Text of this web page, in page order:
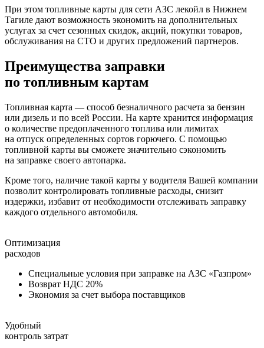
При этом топливные карты для сети АЗС лекойл в Нижнем
Тагиле дают возможность экономить на дополнительных
услугах за счет сезонных скидок, акций, покупки товаров,
обслуживания на СТО и других предложений партнеров.
Преимущества заправки
по топливным картам
Топливная карта — способ безналичного расчета за бензин
или дизель и по всей России. На карте хранится информация
о количестве предоплаченного топлива или лимитах
на отпуск определенных сортов горючего. С помощью
топливной карты вы сможете значительно сэкономить
на заправке своего автопарка.
Кроме того, наличие такой карты у водителя Вашей компании
позволит контролировать топливные расходы, снизит
издержки, избавит от необходимости отслеживать заправку
каждого отдельного автомобиля.
Оптимизация
расходов
Специальные условия при заправке на АЗС «Газпром»
Возврат НДС 20%
Экономия за счет выбора поставщиков
Удобный
контроль затрат